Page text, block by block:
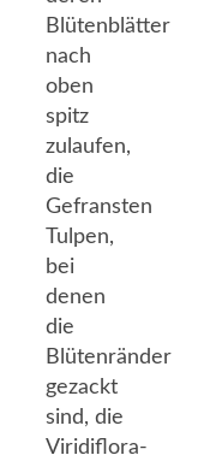
Blütenblätter
nach
oben
spitz
zulaufen,
die
Gefransten
Tulpen,
bei
denen
die
Blütenränder
gezackt
sind, die
Viridiflora-